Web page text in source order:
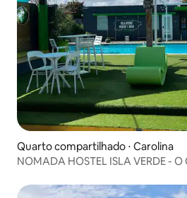
Quarto compartilhado ⋅ Carolina
NOMADA HOSTEL ISLA VERDE -